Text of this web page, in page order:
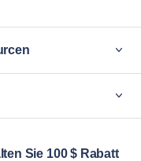
Sie 100 $ Rabatt